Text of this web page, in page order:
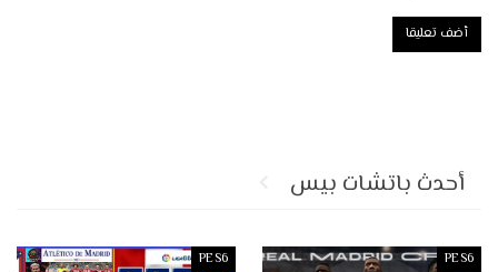
أحدث باتشات بيس
PES6
PES6